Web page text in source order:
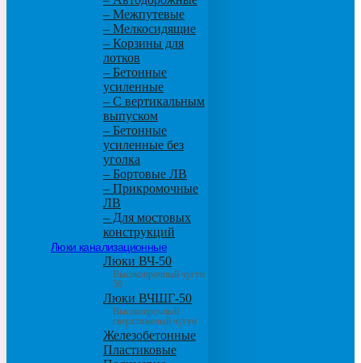
– Межпутевые
– Мелкосидящие
– Корзины для
лотков
– Бетонные
усиленные
– С вертикальным
выпуском
– Бетонные
усиленные без
уголка
– Бортовые ЛВ
– Прикромочные
ЛВ
– Для мостовых
конструкций
Люки канализационные
Люки ВЧ-50
Высокопрочный чугун
50
Люки ВЧШГ-50
Высокопрочный
сверхтяжелый чугун
Железобетонные
Пластиковые